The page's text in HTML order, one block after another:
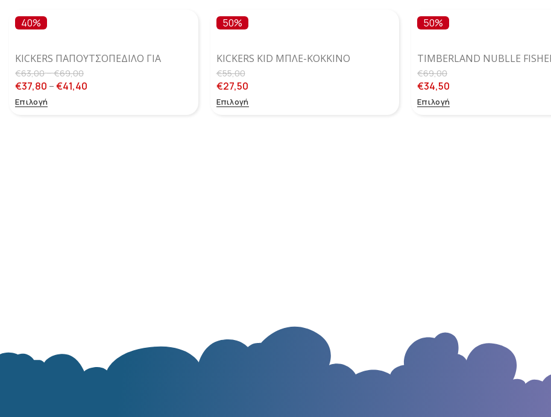
40%
KICKERS ΠΑΠΟΥΤΣΟΠΕΔΙΛΟ ΓΙΑ
ΑΓΌΡΙ BIGBAZAR-2
€63,00–€69,00
€37,80 –€41,40
Επιλογή
50%
KICKERS KID ΜΠΛΕ-ΚΌΚΚΙΝΟ
ΠΑΠΟΥΤΣΟΠΈΔΙΛΟ
€55,00
€27,50
Επιλογή
50%
TIMBERLAND NUBLLE
ΜΠΛΕ
€69,00
€34,50
Επιλογή